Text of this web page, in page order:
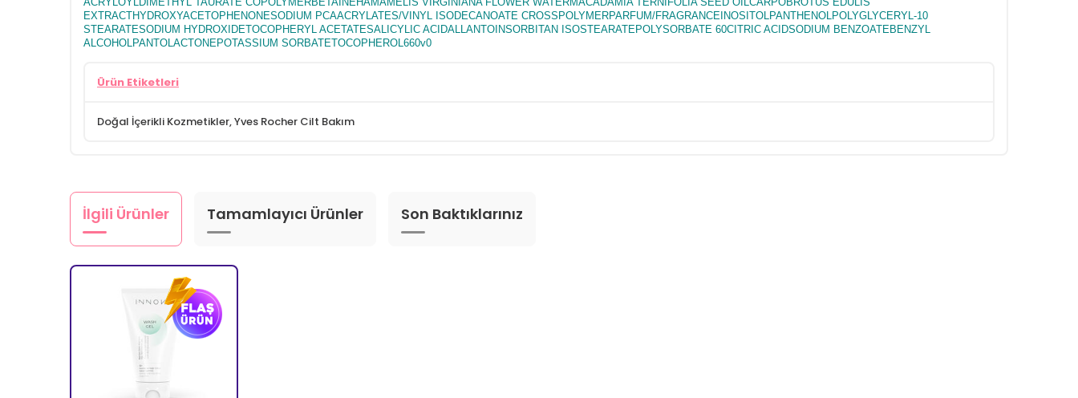
EXTRACTHYDROXYACETOPHENONESODIUM PCAACRYLATES/VINYL ISODECANOATE CROSSPOLYMERPARFUM/FRAGRANCEINOSITOLPANTHENOLPOLYGLYCERYL-10
STEARATESODIUM HYDROXIDETOCOPHERYL ACETATESALICYLIC ACIDALLANTOINSORBITAN ISOSTEARATEPOLYSORBATE 60CITRIC ACIDSODIUM BENZOATEBENZYL
ALCOHOLPANTOLACTONEPOTASSIUM SORBATETOCOPHEROL660v0
Ürün Etiketleri
Doğal İçerikli Kozmetikler,Yves Rocher Cilt Bakım
İlgili Ürünler Tamamlayıcı Ürünler Son Baktıklarınız